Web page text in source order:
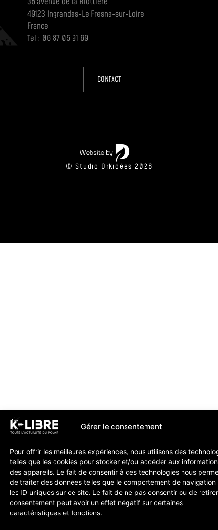
Gérer le consentement
Pour offrir les meilleures expériences, nous utilisons des
telles que les cookies pour stocker et/ou accéder aux
des appareils. Le fait de consentir à ces technologies nous
de traiter des données telles que le comportement de navigation
les ID uniques sur ce site. Le fait de ne pas consentir ou de
consentement peut avoir un effet négatif sur certaines
caractéristiques et fonctions.
49123 Ingrandes-Le Fresne-sur-Loire
France
Tel : 06 87 05 91 69
CONTACT
© Studio Orkidées 2026